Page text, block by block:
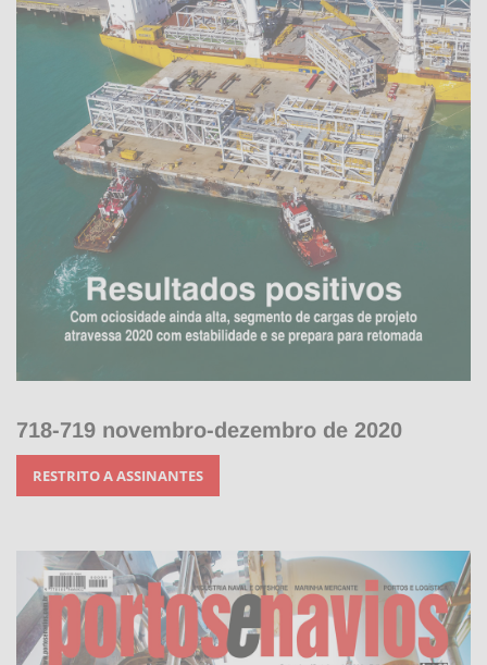
718-719 novembro-dezembro de 2020
RESTRITO A ASSINANTES